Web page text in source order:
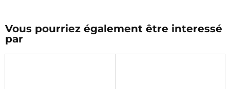
Vous pourriez également être interessé
par